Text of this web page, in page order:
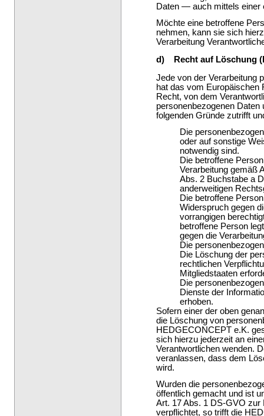
Daten — auch mittels
Möchte eine betroffene
nehmen, kann sie sich
Verarbeitung
d) Recht auf Löschung
Jede von der Verarbeitung
hat das vom Europäischen
Recht, von dem
personenbezogenen
folgenden Gründe zutrifft
Die
oder auf sonstige
notwendig sind.
Die betroffene
Verarbeitung gemäß
Abs. 2 Buchstabe a
anderweitigen
Die betroffene
Widerspruch gegen
vorrangigen
betroffene Person
gegen die
Die
Die Löschung der
rechtlichen
Mitgliedstaaten
Die
Dienste der
erhoben.
Sofern einer der oben
die Löschung von
HEDGECONCEPT e.K.
sich hierzu jederzeit an
Verantwortlichen wenden.
veranlassen, dass dem
wird.
Wurden die
öffentlich gemacht und ist
Art. 17 Abs. 1 DS-GVO zur
verpflichtet, so trifft die